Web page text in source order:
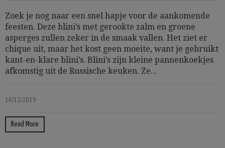
Zoek je nog naar een snel hapje voor de aankomende
feesten. Deze blini’s met gerookte zalm en groene
asperges zullen zeker in de smaak vallen. Het ziet er
chique uit, maar het kost geen moeite, want je gebruikt
kant-en-klare blini’s. Blini’s zijn kleine pannenkoekjes
afkomstig uit de Russische keuken. Ze...
16/12/2019
Read More